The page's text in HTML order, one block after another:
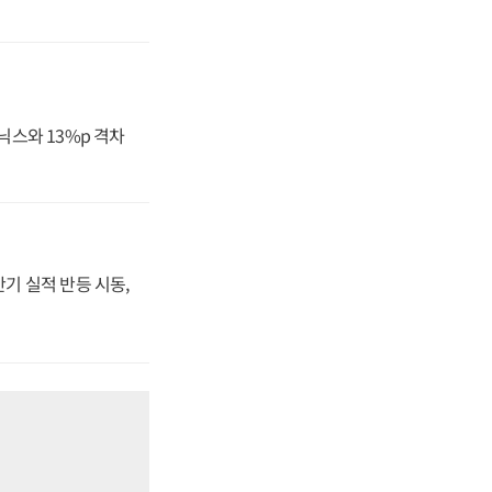
스와 13%p 격차
실적 반등 시동,